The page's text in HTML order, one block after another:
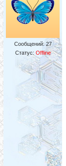
Сообщений: 27
Статус: Offline